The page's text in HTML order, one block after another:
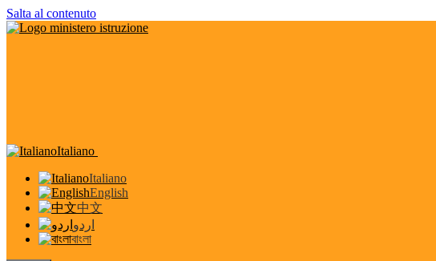
Salta al contenuto
Italiano
Italiano
English
中文
اردو
বাংলা